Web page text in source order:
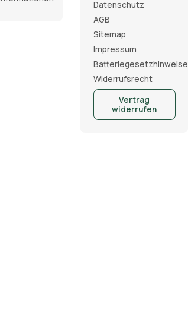
Datenschutz
AGB
Sitemap
Impressum
Batteriegesetzhinweise
Widerrufsrecht
Vertrag
widerrufen